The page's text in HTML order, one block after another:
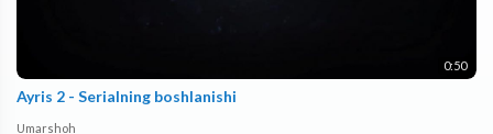
0:50
Ayris 2 - Serialning boshlanishi
Umarshoh